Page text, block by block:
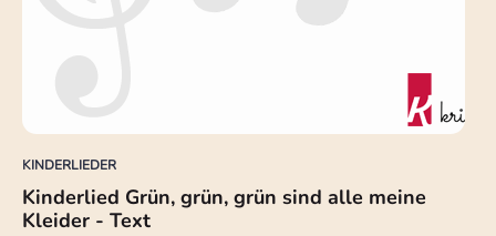
KINDERLIEDER
Kinderlied Grün, grün, grün sind alle meine
Kleider - Text